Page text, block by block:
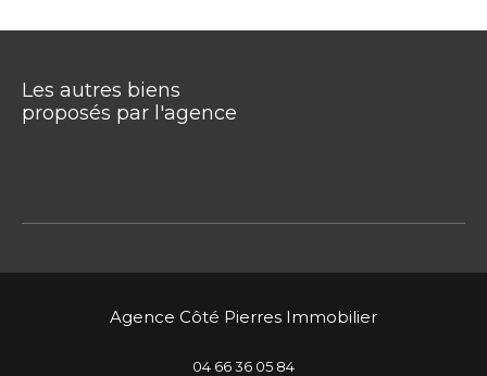
Les autres biens
proposés par l'agence
Agence Côté Pierres Immobilier
04 66 36 05 84